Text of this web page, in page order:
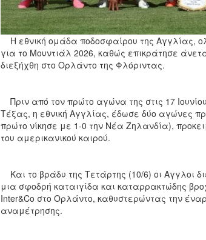
Η εθνική ομάδα ποδοσφαίρου της Αγγλίας,
για το Μουντιάλ 2026, καθώς επικράτησε
διεξήχθη στο Ορλάντο της Φλόριντας.
Πριν από τον πρώτο αγώνα της στις 17
Τέξας, η εθνική Αγγλίας, έδωσε δύο αγώνες
πρώτο νίκησε με 1-0 την Νέα Ζηλανδία),
του αμερικανικού καιρού.
Και το βράδυ της Τετάρτης (10/6) οι Αγγλοι
μια σφοδρή καταιγίδα και καταρρακτώδης
Inter&Co στο Ορλάντο, καθυστερώντας την
αναμέτρησης.